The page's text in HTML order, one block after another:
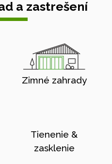
a zastrešení
Zimné zahrady
Tienenie &
zasklenie